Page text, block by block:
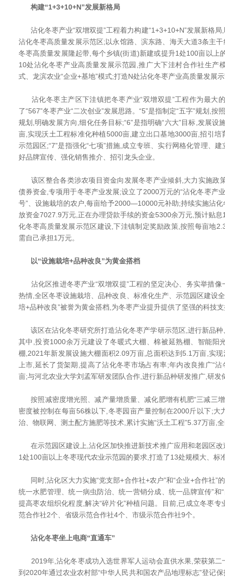
构建“1+3+10+N”发展新格局
沾化冬枣产业“双增双提”工程着力构建“1+3+10+N”发展新格局
沾化冬枣高质量发展示范区;以永馆路、滨东路、海天大道3条主
冬枣高质量发展隆起带,每个乡镇(街道)新建或提升1处100亩以上
10处沾化冬枣产业高质量发展示范园,推广大下洼村合作社生产
式、龙滨农业“企业+基地”模式;打造N处沾化冬枣产业高质量发展
沾化冬枣主产区下洼镇把冬枣产业“双增双提”工程作为最大
了“567”冬枣产业“二次创业”发展思路。“5”是指制定“五字”规划,按
规划,明确发展方向,细化任务目标;“6”是指明确“六大”目标,发展
亩,实现沃土工程标准化种植5000亩,建立出口基地3000亩,招引
示范园区;“7”是指强化“七项”措施,成立专班、实行网格化管理、
好品牌宣传、强化销售推介、招引龙头企业。
该区整合各类涉农项目资金向发展冬枣产业倾斜,大力实施政
债券资金,专项用于冬枣产业发展;设立了2000万元的“沾化冬枣产
号”、设施栽培的农户,每亩给予2000—10000元补助;持续实施沾化
放资金7027.9万元,正在办理贷款手续的资金5300余万元,预计贴
化冬枣高质量发展示范区建设,下洼镇制定奖励政策,按照每亩地
需自己承担1万元。
以“设施栽培+品种改良”为黄金搭档
沾化区推进冬枣产业“双增双提”工程的坚定决心、务实举措像
热情,全区冬枣设施栽培、品种改良、标准化生产、示范园区建设
培+品种改良”被誉为黄金搭档,为冬枣产业提升提供了坚强的科技
该区在沾化冬枣研究所打造沾化冬枣产学研示范区,进行新品种
其中,投资1000余万元建设了冬暖式大棚、棉被延熟棚、智能阳
棚,2021年新发展设施大棚面积2.09万亩,总面积达到5.1万亩,实
上市,延长了货架期,提高了沾化冬枣市场占有率;年内改良推广“
亩;与河北农业大学刘孟军研发团队合作,进行新品种研发推广,研发
按照减密度增光照、减产量增质量、减化肥增有机肥“三减三
密度被控制在每亩56株以下,冬枣园亩产量控制在2000斤以下;大
治、物联网、测土配方施肥等技术,累计实施“沃土工程”5.37万亩,
在示范园区建设上,沾化区加快推进新技术推广应用和老园区改
1处100亩以上冬枣现代农业示范园的要求,打造了13处规模大、标
同时,沾化区大力实施“党支部+合作社+农户”和“企业+合作社”
统一水肥管理、统一病虫防治、统一营销分成、统一品牌宣传”和
提高枣农组织化程度,解决“碎片化”种植问题。目前,已成立冬枣
范合作社2个、省级示范合作社4个、市级示范合作社9个。
沾化冬枣坐上电商“直通车”
2019年,沾化冬枣成功入选世界军人运动会直供水果,荣获第二
到2020年通过农业农村部“中华人民共和国农产品地理标志”登记